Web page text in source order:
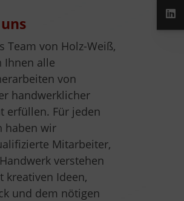
Team von Holz-Weiß,
Ihnen alle
von
handwerklicher
erfüllen. Für jeden
haben wir
Mitarbeiter,
verstehen
kreativen Ideen,
und dem nötigen